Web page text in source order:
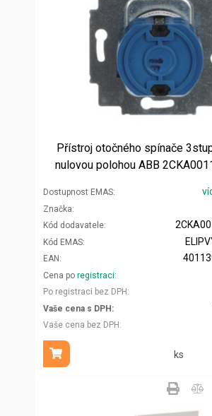
Přístroj otočného spínače
nulovou polohou ABB
Dostupnost EMAS
Značka
Kód dodavatele
Kód EMAS
EAN
Cena po registraci
Po registraci bez DPH
Vaše cena s DPH
Vaše cena bez DPH
ks
Přidat do košíku